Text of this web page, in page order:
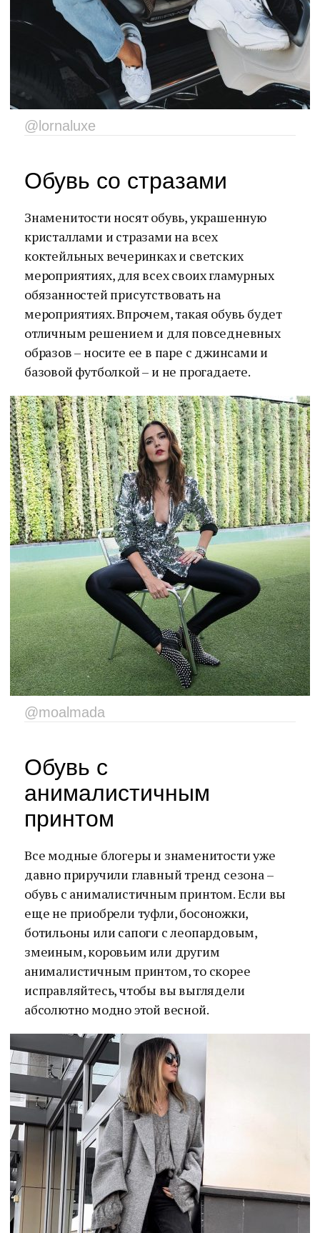
@lornaluxe
Обувь со стразами
Знаменитости носят обувь, украшенную
кристаллами и стразами на всех
коктейльных вечеринках и светских
мероприятиях, для всех своих гламурных
обязанностей присутствовать на
мероприятиях. Впрочем, такая обувь будет
отличным решением и для повседневных
образов – носите ее в паре с джинсами и
базовой футболкой – и не прогадаете.
@moalmada
Обувь с
анималистичным
принтом
Все модные блогеры и знаменитости уже
давно приручили главный тренд сезона –
обувь с анималистичным принтом. Если вы
еще не приобрели туфли, босоножки,
ботильоны или сапоги с леопардовым,
змеиным, коровьим или другим
анималистичным принтом, то скорее
исправляйтесь, чтобы вы выглядели
абсолютно модно этой весной.